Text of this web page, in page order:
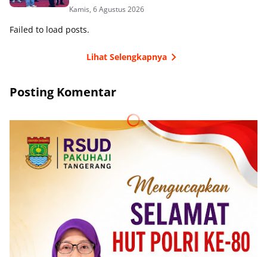
Kamis, 6 Agustus 2026
Failed to load posts.
Lihat Selengkapnya
Posting Komentar